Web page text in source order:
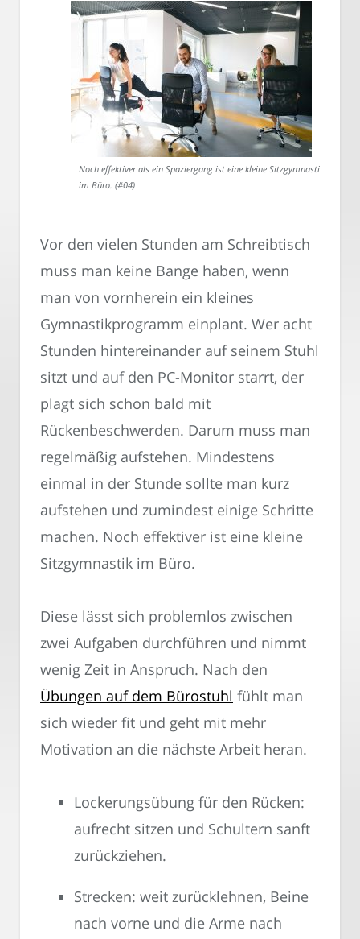
Noch effektiver als ein Spaziergang ist eine kleine Sitzgymnastik
im Büro. (#04)
Vor den vielen Stunden am Schreibtisch
muss man keine Bange haben, wenn
man von vornherein ein kleines
Gymnastikprogramm einplant. Wer acht
Stunden hintereinander auf seinem Stuhl
sitzt und auf den PC-Monitor starrt, der
plagt sich schon bald mit
Rückenbeschwerden. Darum muss man
regelmäßig aufstehen. Mindestens
einmal in der Stunde sollte man kurz
aufstehen und zumindest einige Schritte
machen. Noch effektiver ist eine kleine
Sitzgymnastik im Büro.
Diese lässt sich problemlos zwischen
zwei Aufgaben durchführen und nimmt
wenig Zeit in Anspruch. Nach den
Übungen auf dem Bürostuhl fühlt man
sich wieder fit und geht mit mehr
Motivation an die nächste Arbeit heran.
Lockerungsübung für den Rücken:
aufrecht sitzen und Schultern sanft
zurückziehen.
Strecken: weit zurücklehnen, Beine
nach vorne und die Arme nach